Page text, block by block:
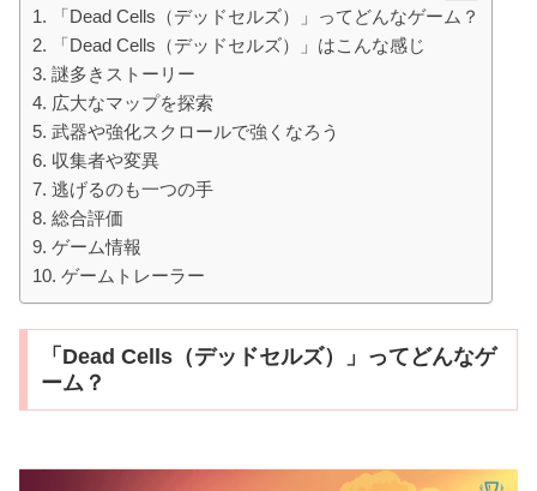
「Dead Cells（デッドセルズ）」ってどんなゲーム？
「Dead Cells（デッドセルズ）」はこんな感じ
謎多きストーリー
広大なマップを探索
武器や強化スクロールで強くなろう
収集者や変異
逃げるのも一つの手
総合評価
ゲーム情報
ゲームトレーラー
「Dead Cells（デッドセルズ）」ってどんなゲ
ーム？